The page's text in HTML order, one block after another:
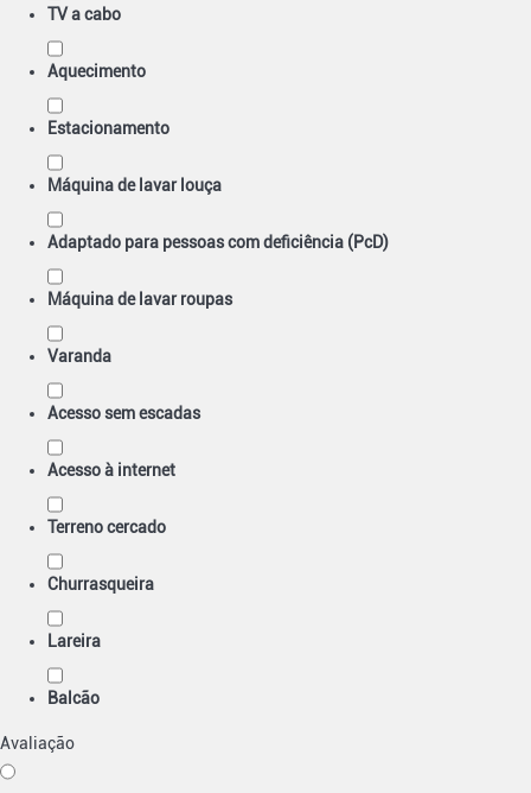
TV a cabo
Aquecimento
Estacionamento
Máquina de lavar louça
Adaptado para pessoas com deficiência (PcD)
Máquina de lavar roupas
Varanda
Acesso sem escadas
Acesso à internet
Terreno cercado
Churrasqueira
Lareira
Balcão
Avaliação